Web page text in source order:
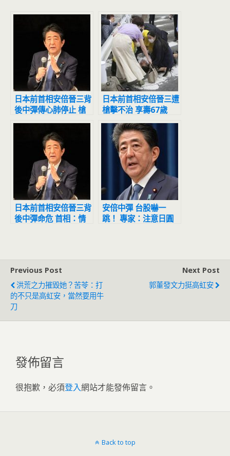
日本前首相安倍晉三背
後中彈傳心肺停止 槍
手落網
日本前首相安倍晉三遭
槍擊不治 享壽67歲
日本前首相安倍晉三背
後中彈命危 首相：情
安倍中彈 台股嚇一
跳！ 專家：注意日圓
Previous Post
洪荒之力摧毀她？苦苓：打
的不只是高虹安，當然要用牛
刀
Next Post
郭董發文力挺高虹安
發佈留言
很抱歉，必須登入網站才能發佈留言。
Back to top